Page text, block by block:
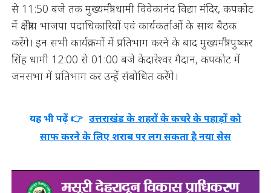
से 11:50 बजे तक मुख्यमंत्री धामी विवेकानंद विद्या मंदिर, कपकोट
में क्षेत्रीय भाजपा पदाधिकारियों एवं कार्यकर्ताओं के साथ बैठक
करेंगे। इन सभी कार्यक्रमों में प्रतिभाग करने के बाद मुख्यमंत्री पुष्कर
सिंह धामी 12:00 से 01:00 बजे केदारेश्वर मैदान, कपकोट में
जनसभा में प्रतिभाग कर उन्हें संबोधित करेंगे।
यह भी पढ़ें 👉 उत्तराखंड के शहरों के कचरे के पहाड़ों को
साफ करने के लिए शराब पर लग सकता है नया सेस